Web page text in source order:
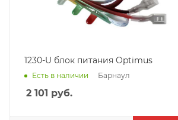
1230-U блок питания Optimus
Есть в наличии Барнаул
2 101 руб.